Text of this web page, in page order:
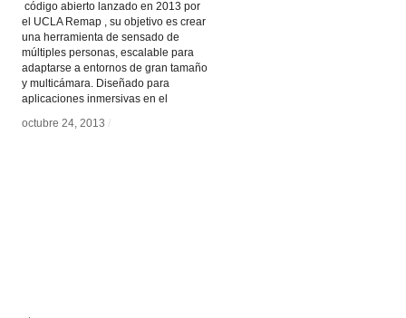
código abierto lanzado en 2013 por
el UCLA Remap , su objetivo es crear
una herramienta de sensado de
múltiples personas, escalable para
adaptarse a entornos de gran tamaño
y multicámara. Diseñado para
aplicaciones inmersivas en el
octubre 24, 2013 /
octubre 24, 2013 /